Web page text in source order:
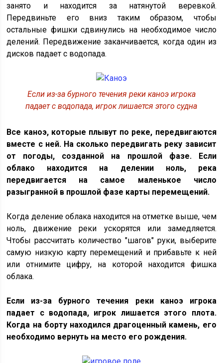
занято и находится за натянутой веревкой.
Передвиньте его вниз таким образом, чтобы
остальные фишки сдвинулись на необходимое число
делений. Передвижение заканчивается, когда один из
дисков падает с водопада.
Если из-за бурного течения реки каноэ игрока
падает с водопада, игрок лишается этого судна
Все каноэ, которые плывут по реке, передвигаются
вместе с ней. На сколько передвигать реку зависит
от погоды, созданной на прошлой фазе. Если
облако находится на делении ноль, река
передвигается на самое маленькое число
разыгранной в прошлой фазе карты перемещений.
Когда деление облака находится на отметке выше, чем
ноль, движение реки ускорятся или замедляется.
Чтобы рассчитать количество "шагов" руки, выберите
самую низкую карту перемещений и прибавьте к ней
или отнимите цифру, на которой находится фишка
облака.
Если из-за бурного течения реки каноэ игрока
падает с водопада, игрок лишается этого плота.
Когда на борту находился драгоценный камень, его
необходимо вернуть на место его рождения.